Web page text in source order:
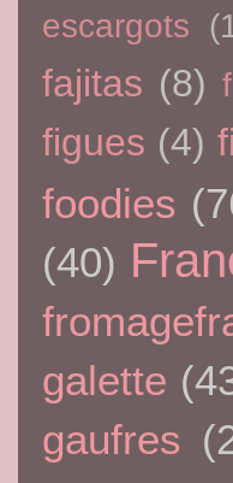
escargots
fajitas (8)
figues (4)
foodies
(40)
galette
gaufres